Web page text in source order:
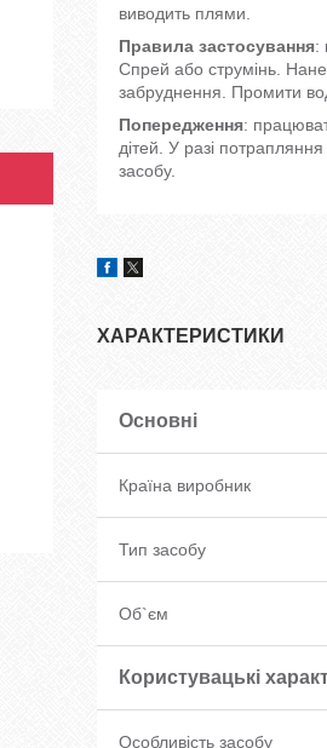
виводить плями.
Правила застосування:
Спрей або струмінь.
забруднення. Промити
Попередження:
дітей. У разі
засобу.
ХАРАКТЕРИСТИКИ
Основні
Країна виробник
Тип засобу
Об`єм
Користувацькі
Особливість засобу